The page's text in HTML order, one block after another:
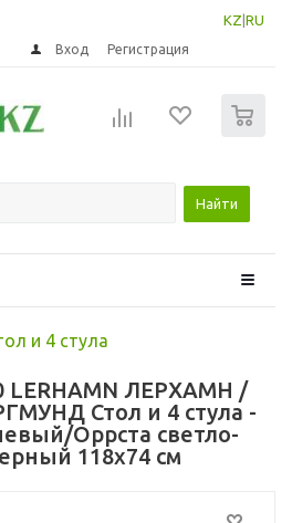
KZ RU
Вход Регистрация
Найти
и 4 стула
LERHAMN ЛЕРХАМН /
Стол и 4 стула -
Оррста светло-
118x74 см